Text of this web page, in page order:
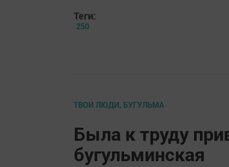
Теги:
250
ТВОИ ЛЮДИ, БУГУЛЬМА
Была к труду
бугульминская